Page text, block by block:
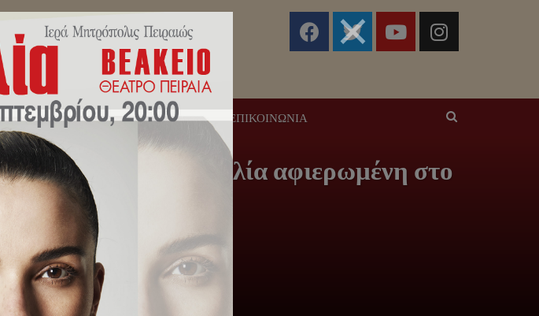
ΔΕΛΤΊΑ ΤΎΠΟΥ ΕΚΔΗΛΏΣΕΙΣ ΕΠΙΚΟΙΝΩΝΊΑ
Πειραιά η “Συναυλία αφιερωμένη στο